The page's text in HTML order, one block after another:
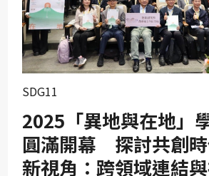
SDG7
SDG8
SDG9
SDG11
SDG12
SDG13
SDG11
2025「異地與在地」
圓滿開幕 探討共創
新視角：跨領域連結